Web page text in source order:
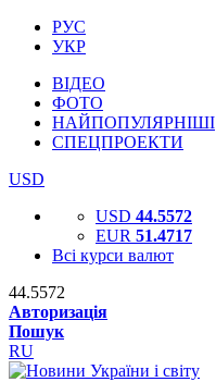
РУС
УКР
ВІДЕО
ФОТО
НАЙПОПУЛЯРНІШІ
СПЕЦПРОЕКТИ
USD
USD 44.5572
EUR 51.4717
Всі курси валют
44.5572
Авторизація
Пошук
RU